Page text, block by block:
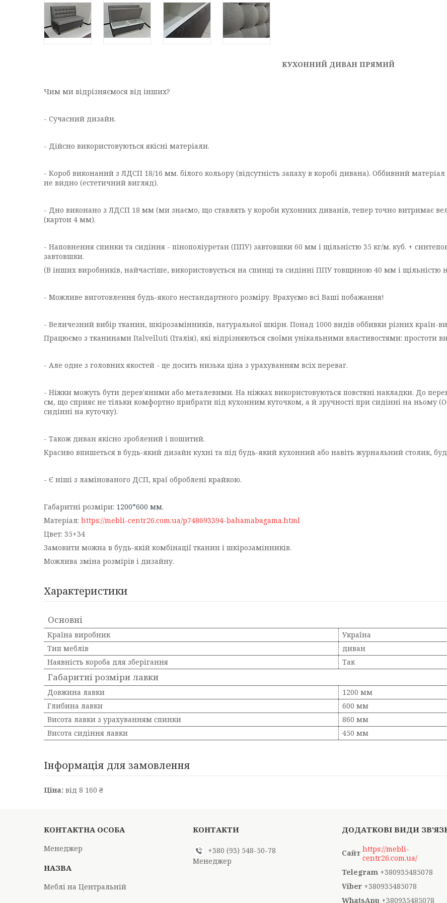
КУХОННИЙ ДИВАН ПРЯМИЙ
Чим ми відрізняємося від інших?
- Сучасний дизайн.
- Дійсно використовуються якісні матеріали.
- Короб виконаний з ЛДСП 18/16 мм. білого кольору (відсутність запаху в коробі дивана). Оббивний матеріал
не видно (естетичний вигляд).
- Дно виконано з ЛДСП 18 мм (ми знаємо, що ставлять у короби кухонних диванів, тепер точно витримає
(картон 4 мм).
- Наповнення спинки та сидіння - пінополіуретан (ППУ) завтовшки 60 мм і щільністю 35 кг/м. куб. +
завтовшки.
(В інших виробників, найчастіше, використовується на спинці та сидінні ППУ товщиною 40 мм і щільністю
- Можливе виготовлення будь-якого нестандартного розміру. Врахуємо всі Ваші побажання!
- Величезний вибір тканин, шкірозамінників, натуральної шкіри. Понад 1000 видів оббивки різних країн-
Працюємо з тканинами Italvelluti (Італія), які відрізняються своїми унікальними властивостями: простоти
- Але одне з головних якостей - це досить низька ціна з урахуванням всіх переваг.
- Ніжки можуть бути дерев'яними або металевими. На ніжках використовуються повстяні накладки. До
см, що сприяє не тільки комфортно прибрати під кухонним куточком, а й зручності при сидінні на ньому
сидінні на куточку).
- Також диван якісно зроблений і пошитий.
Красиво впишеться в будь-який дизайн кухні та під будь-який кухонний або навіть журнальний столик,
- Є ніші з ламінованого ДСП, краї оброблені крайкою.
Габаритні розміри: 1200*600 мм.
Матеріал: https://mebli-centr26.com.ua/p748693394-bahamabagama.html
Цвет: 35+34
Замовити можна в будь-якій комбінації тканин і шкірозамінників.
Можлива зміна розмірів і дизайну.
Характеристики
Основні
Країна виробник
Україна
Тип меблів
диван
Наявність короба для зберігання
Так
Габаритні розміри лавки
Довжина лавки
1200 мм
Глибина лавки
600 мм
Висота лавки з урахуванням спинки
860 мм
Висота сидіння лавки
450 мм
Інформація для замовлення
Ціна: від 8 160 ₴
Менеджер
Меблі на Центральній
+380 (93) 548-50-78
Менеджер
https://mebli-
centr26.com.ua/
+380935485078
+380935485078
+380935485078